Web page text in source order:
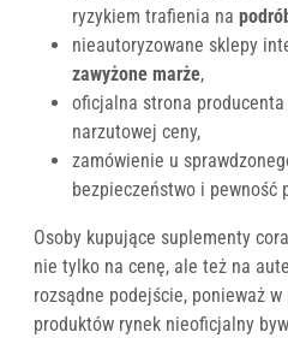
ryzykiem trafienia na
nieautoryzowane sklepy
zawyżone marże,
oficjalna strona
narzutowej ceny,
zamówienie u
bezpieczeństwo i pewność
Osoby kupujące suplementy
nie tylko na cenę, ale też na
rozsądne podejście, ponieważ
produktów rynek nieoficjalny